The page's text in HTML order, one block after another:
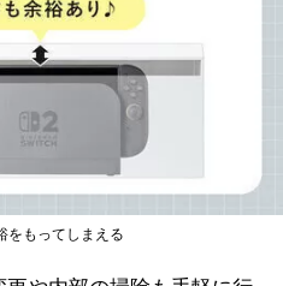
をもってしまえる